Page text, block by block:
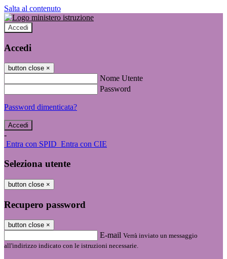
Salta al contenuto
Accedi
Accedi
button close ×
Nome Utente
Password
Password dimenticata?
-
Entra con SPID Entra con CIE
Seleziona utente
button close ×
Recupero password
button close ×
E-mail Verrà inviato un messaggio
all'indirizzo indicato con le istruzioni necessarie.